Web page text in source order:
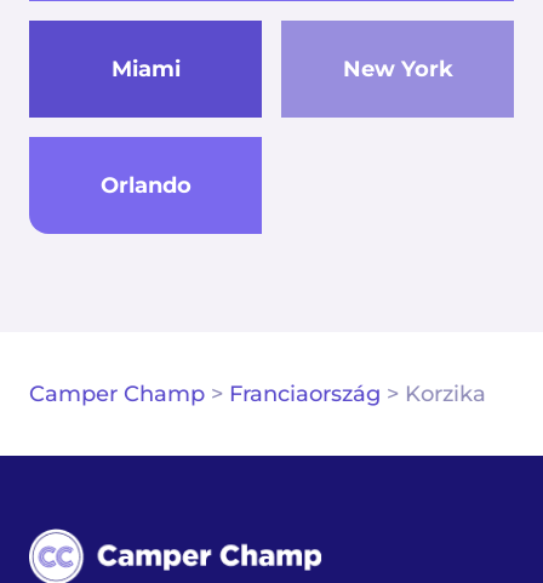
Miami New York
Orlando
Camper Champ > Franciaország > Korzika